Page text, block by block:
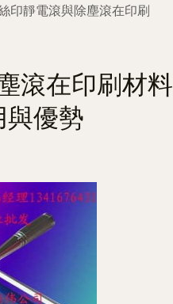
印靜電滾與除塵滾在印刷
滾在印刷材料
與優勢